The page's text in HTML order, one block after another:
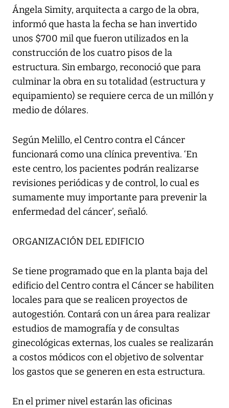
Ángela Simity, arquitecta a cargo de la obra,
informó que hasta la fecha se han invertido
unos $700 mil que fueron utilizados en la
construcción de los cuatro pisos de la
estructura. Sin embargo, reconoció que para
culminar la obra en su totalidad (estructura y
equipamiento) se requiere cerca de un millón y
medio de dólares.
Según Melillo, el Centro contra el Cáncer
funcionará como una clínica preventiva. ‘En
este centro, los pacientes podrán realizarse
revisiones periódicas y de control, lo cual es
sumamente muy importante para prevenir la
enfermedad del cáncer’, señaló.
ORGANIZACIÓN DEL EDIFICIO
Se tiene programado que en la planta baja del
edificio del Centro contra el Cáncer se habiliten
locales para que se realicen proyectos de
autogestión. Contará con un área para realizar
estudios de mamografía y de consultas
ginecológicas externas, los cuales se realizarán
a costos módicos con el objetivo de solventar
los gastos que se generen en esta estructura.
En el primer nivel estarán las oficinas